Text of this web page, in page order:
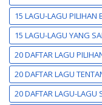
15 LAGU-LAGU PILIHAN
15 LAGU-LAGU YANG
20 DAFTAR LAGU
20 DAFTAR LAGU
20 DAFTAR LAGU-LAGU